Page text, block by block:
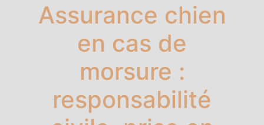
Assurance chien
en cas de
morsure :
responsabilité